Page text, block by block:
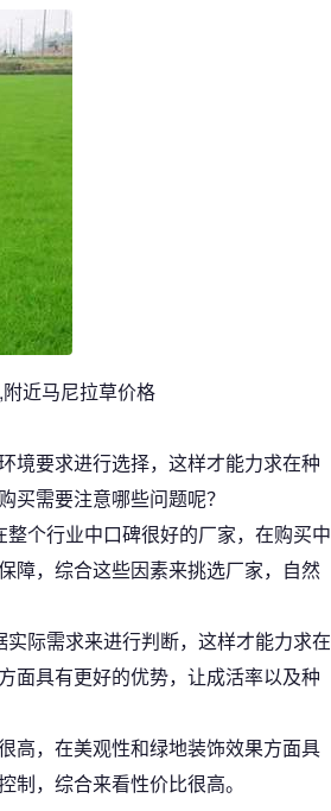
近马尼拉草价格
境要求进行选择，这样才能力求在种
买需要注意哪些问题呢？
个行业中口碑很好的厂家，在购买中
障，综合这些因素来挑选厂家，自然
际需求来进行判断，这样才能力求在
方面具有更好的优势，让成活率以及种
高，在美观性和绿地装饰效果方面具
，综合来看性价比很高。